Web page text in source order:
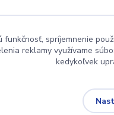
funkčnosť, spríjemnenie
reklamy využívame
kedykoľvek